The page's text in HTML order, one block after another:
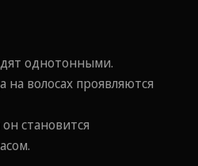
однотонными.
волосах проявляются
становится